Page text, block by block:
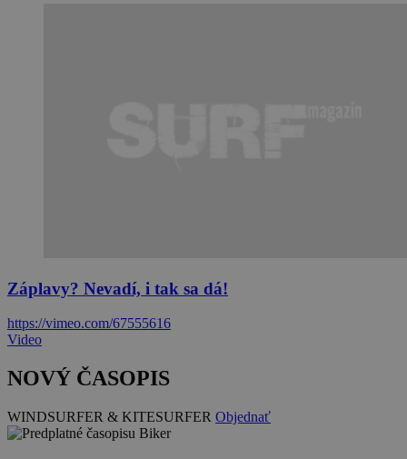
Záplavy? Nevadí, i tak sa dá!
https://vimeo.com/67555616
Video
NOVÝ ČASOPIS
WINDSURFER & KITESURFER Objednať